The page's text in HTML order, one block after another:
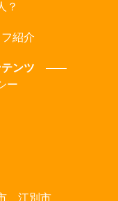
？
紹介
ンツ
ー
、江別市